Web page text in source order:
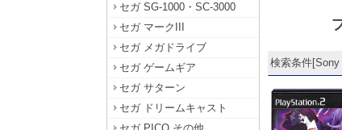
セガ SG-1000・SC-3000
セガ マークIII
セガ メガドライブ
セガ ゲームギア
セガ サターン
セガ ドリームキャスト
検索条件